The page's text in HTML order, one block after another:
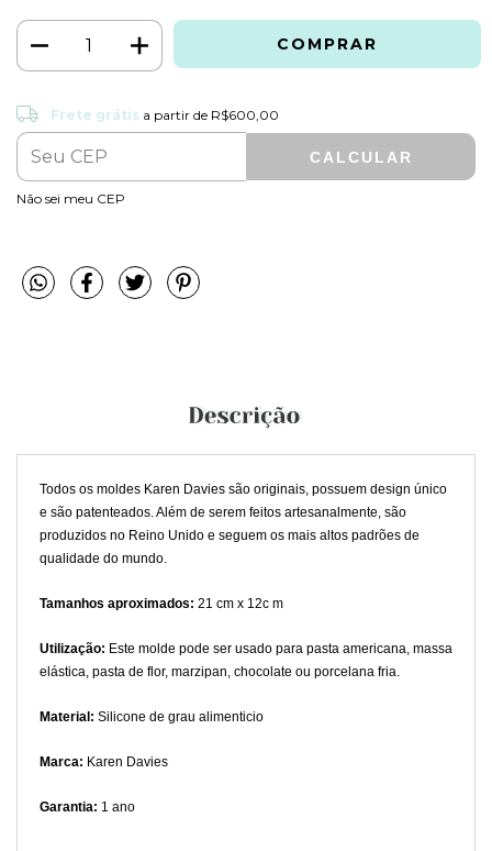
Frete grátis
Entregas para o CEP: ALTERAR CEP
Frete grátis a partir de R$600,00
CALCULAR
Não sei meu CEP
Todos os moldes Karen Davies são originais, possuem design único
e são patenteados. Além de serem feitos artesanalmente, são
produzidos no Reino Unido e seguem os mais altos padrões de
qualidade do mundo.
Tamanhos aproximados: 21 cm x 12c m
Utilização: Este molde pode ser usado para pasta americana, massa
elástica, pasta de flor, marzipan, chocolate ou porcelana fria.
Material: Silicone de grau alimenticio
Marca: Karen Davies
Garantia: 1 ano